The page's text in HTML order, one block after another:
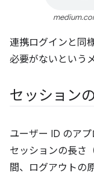
連携ログインと同
必要がないという
セッション
ユーザー ID のアプ
セッションの長さ
間、ログアウトの